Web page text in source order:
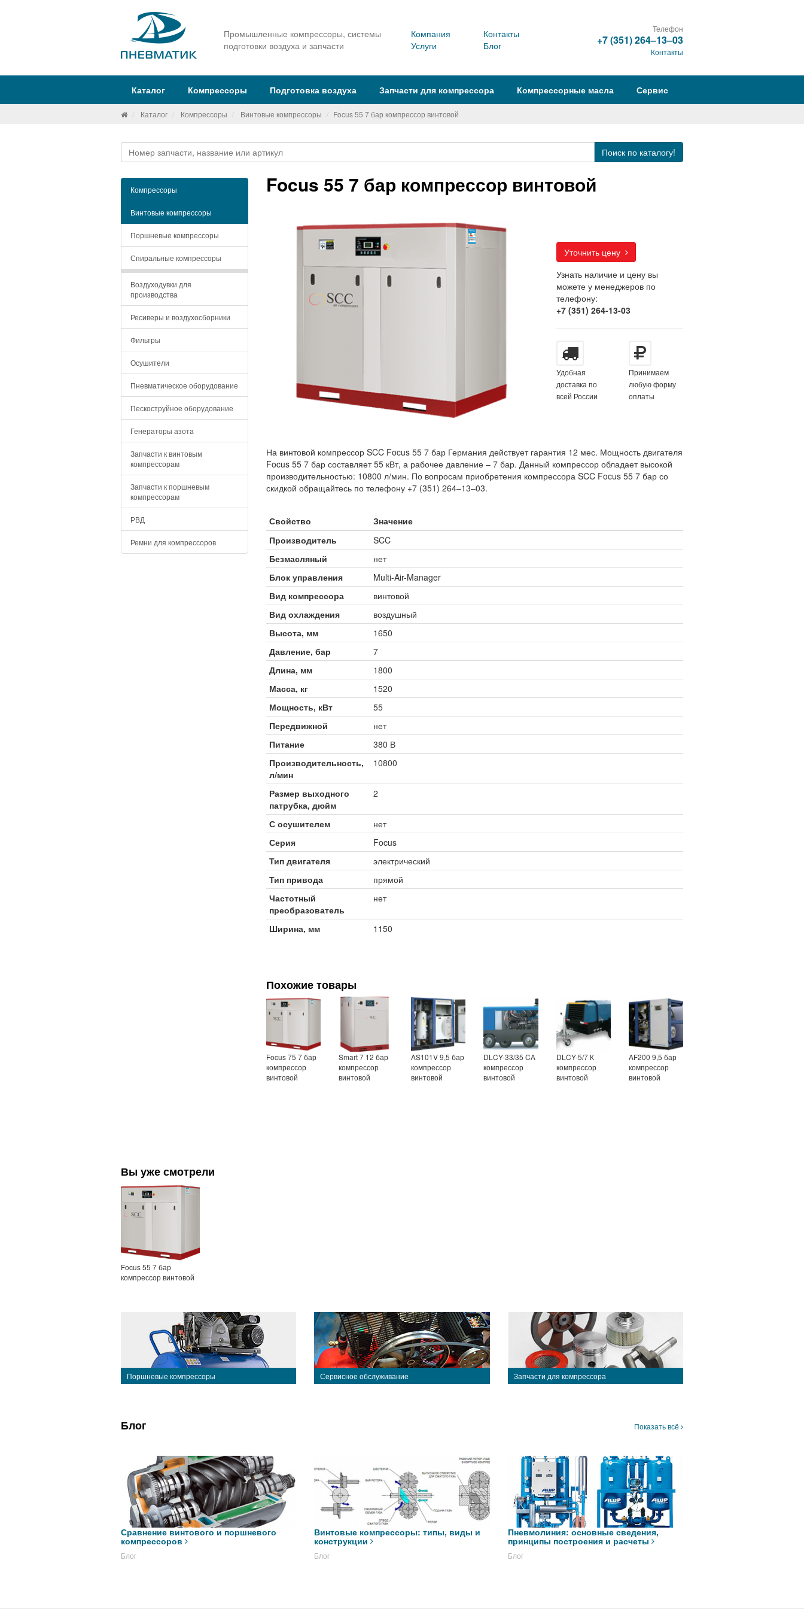
Промышленные компрессоры, системы
подготовки воздуха и запчасти
Компания
Услуги
Контакты
Блог
Телефон
+7 (351) 264‒13‒03
Контакты
Каталог Компрессоры Подготовка воздуха Запчасти для компрессора Компрессорные масла Сервис
Каталог Компрессоры Винтовые компрессоры Focus 55 7 бар компрессор винтовой
Поиск по каталогу!
Компрессоры
Винтовые компрессоры
Поршневые компрессоры
Спиральные компрессоры
Воздуходувки для
производства
Ресиверы и воздухосборники
Фильтры
Осушители
Пневматическое оборудование
Пескоструйное оборудование
Генераторы азота
Запчасти к винтовым
компрессорам
Запчасти к поршневым
компрессорам
РВД
Ремни для компрессоров
Focus 55 7 бар компрессор винтовой
Уточнить цену
Узнать наличие и цену вы
можете у менеджеров по
телефону:
+7 (351) 264-13-03
Удобная
доставка по
всей России
Принимаем
любую форму
оплаты
На винтовой компрессор SCC Focus 55 7 бар Германия действует гарантия 12 мес. Мощность двигателя
Focus 55 7 бар составляет 55 кВт, а рабочее давление – 7 бар. Данный компрессор обладает высокой
производительностью: 10800 л/мин. По вопросам приобретения компрессора SCC Focus 55 7 бар со
скидкой обращайтесь по телефону +7 (351) 264‒13‒03.
Свойство
Значение
Производитель
SCC
Безмасляный
нет
Блок управления
Multi-Air-Manager
Вид компрессора
винтовой
Вид охлаждения
воздушный
Высота, мм
1650
Давление, бар
7
Длина, мм
1800
Масса, кг
1520
Мощность, кВт
55
Передвижной
нет
Питание
380 В
Производительность,
л/мин
10800
Размер выходного
патрубка, дюйм
2
С осушителем
нет
Серия
Focus
Тип двигателя
электрический
Тип привода
прямой
Частотный
преобразователь
нет
Ширина, мм 1150
Похожие товары
Focus 75 7 бар
компрессор
винтовой
Smart 7 12 бар
компрессор
винтовой
AS101V 9,5 бар
компрессор
винтовой
DLCY-33/35 CA
компрессор
винтовой
DLCY-5/7 К
компрессор
винтовой
AF200 9,5 бар
компрессор
винтовой
Вы уже смотрели
Focus 55 7 бар
компрессор винтовой
Поршневые компрессоры Сервисное обслуживание Запчасти для компрессора
Блог Показать всё
Сравнение винтового и поршневого
компрессоров
Блог
Винтовые компрессоры: типы, виды и
конструкции
Блог
Пневмолиния: основные сведения,
принципы построения и расчеты
Блог